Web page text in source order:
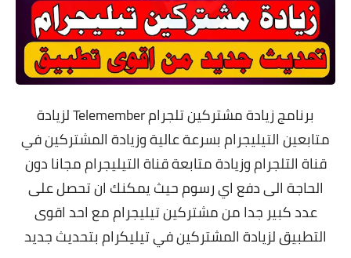
برنامج زيادة مشتركين تلجرام
Telemember لزيادة
متابعين التيليجرام بسرعة عالية وزيادة المشتركين في
قناة التلجرام وزيادة متابعة قناة التيليجرام مجانا دون
الحاجة الى دفع اي رسوم حيث يمكنك ان تحصل على
عدد كبير جدا من مشتركين تيليجرام مع احد اقوى
التطبيق لزيادة المشتركين في تيليكرام بتحديث جديد